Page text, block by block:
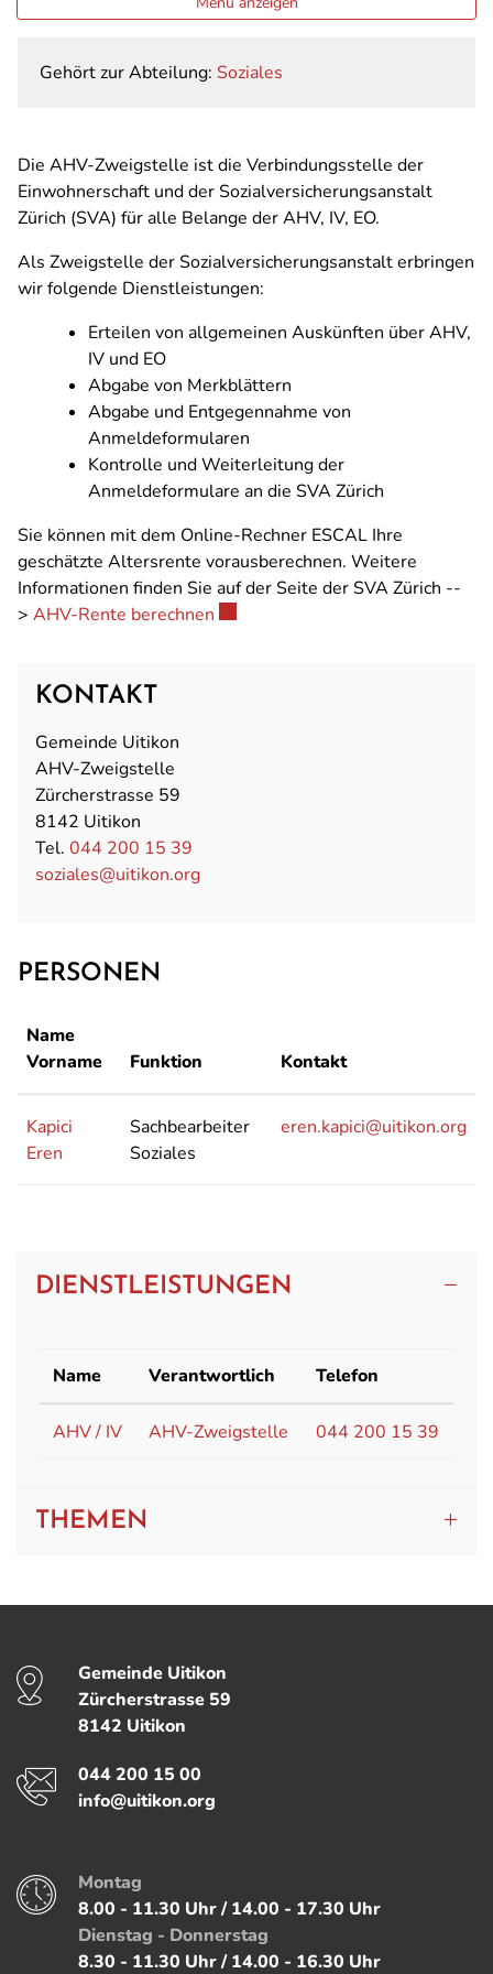
Gehört zur Abteilung: Soziales
Die AHV-Zweigstelle ist die Verbindungsstelle der
Einwohnerschaft und der Sozialversicherungsanstalt
Zürich (SVA) für alle Belange der AHV, IV, EO.
Als Zweigstelle der Sozialversicherungsanstalt erbringen
wir folgende Dienstleistungen:
Erteilen von allgemeinen Auskünften über AHV,
IV und EO
Abgabe von Merkblättern
Abgabe und Entgegennahme von
Anmeldeformularen
Kontrolle und Weiterleitung der
Anmeldeformulare an die SVA Zürich
Sie können mit dem Online-Rechner ESCAL Ihre
geschätzte Altersrente vorausberechnen. Weitere
Informationen finden Sie auf der Seite der SVA Zürich --
> AHV-Rente berechnen
KONTAKT
Gemeinde Uitikon
AHV-Zweigstelle
Zürcherstrasse 59
8142 Uitikon
Tel. 044 200 15 39
soziales@uitikon.org
PERSONEN
Name
Vorname
Funktion Kontakt
Kapici
Eren
Sachbearbeiter
Soziales
eren.kapici@uitikon.org
DIENSTLEISTUNGEN
Name Verantwortlich Telefon
AHV / IV AHV-Zweigstelle 044 200 15 39
THEMEN
KontaktGemeinde Uitikon
Zürcherstrasse 59
8142 Uitikon
Telefon
044 200 15 00
E-Mail
info@uitikon.org
Öffnungszeiten
Montag
8.00 - 11.30 Uhr / 14.00 - 17.30 Uhr
Dienstag - Donnerstag
8.30 - 11.30 Uhr / 14.00 - 16.30 Uhr